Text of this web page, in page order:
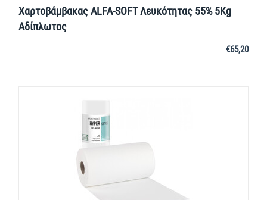
Χαρτοβάμβακας ALFA-SOFT Λευκότητας 55% 5Kg
Αδίπλωτος
€65,20